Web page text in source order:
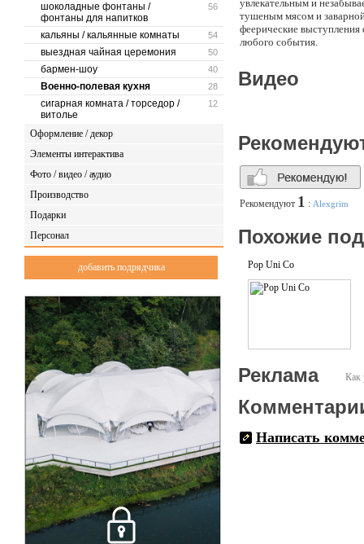
56
шоколадные фонтаны /
фонтаны для напитков
54
кальяны / кальянные комнаты
50
выездная чайная церемония
40
бармен-шоу
28
Военно-полевая кухня
12
сигарная комната / торседор /
витолье
Оформление / декор
Элементы интерактива
Фото / видео / аудио
Производство
Подарки
Персонал
добавить подрядчика
увлекательным и
тушеным мясом и
феерические выступления
любого события.
Видео
Рекомендуют 1 : Alexgrim
Похожие
Pop Uni Co
Как
Реклама
Написать